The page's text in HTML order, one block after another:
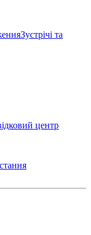
Зустрічі та
центр